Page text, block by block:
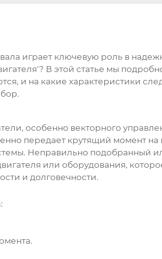
играет ключевую роль в
В этой статье мы
и на какие характеристики
особенно векторного
передает крутящий момент на
Неправильно подобранный
или оборудования,
и долговечности.